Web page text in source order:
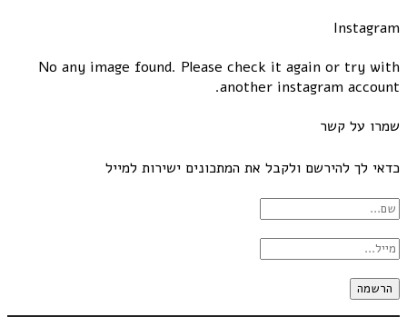
Instagram
No any image found. Please check it again or try with
another instagram account.
שמרו על קשר
כדאי לך להירשם ולקבל את המתכונים ישירות למייל